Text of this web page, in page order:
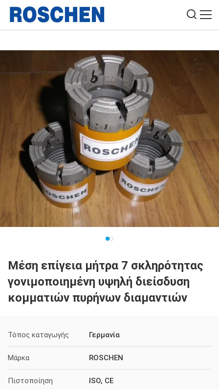
Μέση επίγεια μήτρα 7 σκληρότητας
γονιμοποιημένη υψηλή διείσδυση
κομματιών πυρήνων διαμαντιών
Τόπος καταγωγής Γερμανία
Μάρκα ROSCHEN
Πιστοποίηση ISO, CE